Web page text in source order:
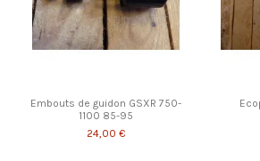
Embouts de guidon GSXR 750-
1100 85-95
24,00 €